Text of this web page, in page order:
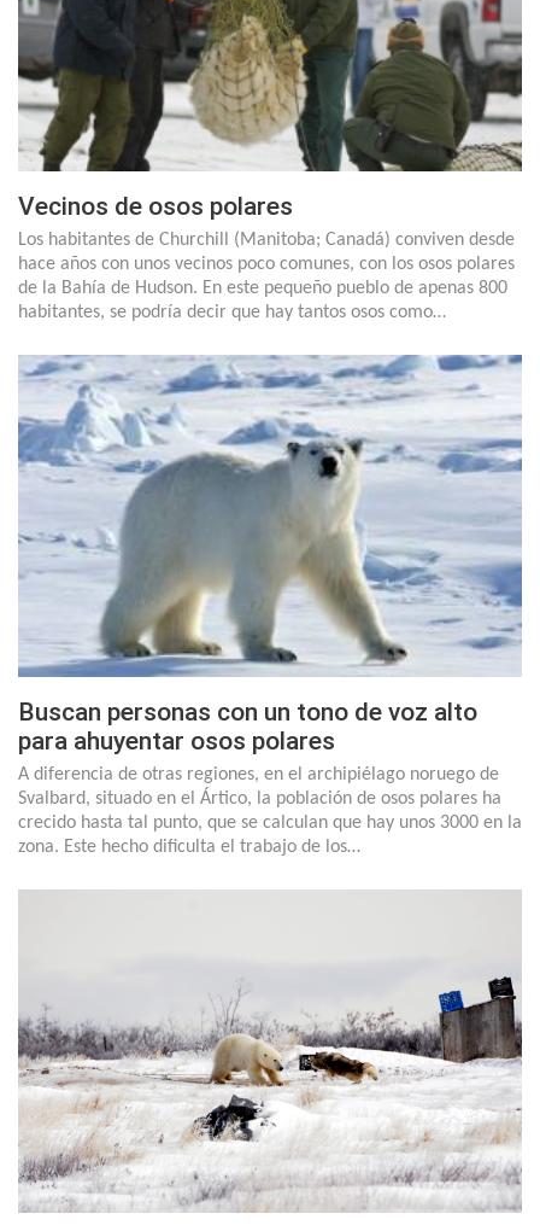
Vecinos de osos polares
Los habitantes de Churchill (Manitoba; Canadá) conviven desde
hace años con unos vecinos poco comunes, con los osos polares
de la Bahía de Hudson. En este pequeño pueblo de apenas 800
habitantes, se podría decir que hay tantos osos como…
Buscan personas con un tono de voz alto
para ahuyentar osos polares
A diferencia de otras regiones, en el archipiélago noruego de
Svalbard, situado en el Ártico, la población de osos polares ha
crecido hasta tal punto, que se calculan que hay unos 3000 en la
zona. Este hecho dificulta el trabajo de los…